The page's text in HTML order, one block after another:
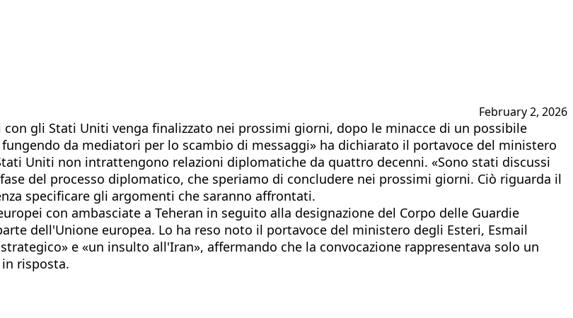
February 2, 2026
gli Stati Uniti venga finalizzato nei prossimi giorni, dopo le minacce di un possibile
da mediatori per lo scambio di messaggi» ha dichiarato il portavoce del ministero
Uniti non intrattengono relazioni diplomatiche da quattro decenni. «Sono stati discussi
del processo diplomatico, che speriamo di concludere nei prossimi giorni. Ciò riguarda il
specificare gli argomenti che saranno affrontati.
con ambasciate a Teheran in seguito alla designazione del Corpo delle Guardie
dell'Unione europea. Lo ha reso noto il portavoce del ministero degli Esteri, Esmail
e «un insulto all'Iran», affermando che la convocazione rappresentava solo un
risposta.